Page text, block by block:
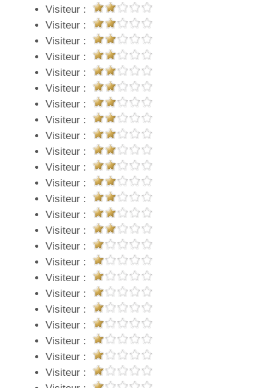
Visiteur :
Visiteur :
Visiteur :
Visiteur :
Visiteur :
Visiteur :
Visiteur :
Visiteur :
Visiteur :
Visiteur :
Visiteur :
Visiteur :
Visiteur :
Visiteur :
Visiteur :
Visiteur :
Visiteur :
Visiteur :
Visiteur :
Visiteur :
Visiteur :
Visiteur :
Visiteur :
Visiteur :